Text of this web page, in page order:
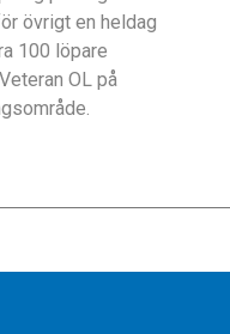
övrigt en heldag
100 löpare
OL på